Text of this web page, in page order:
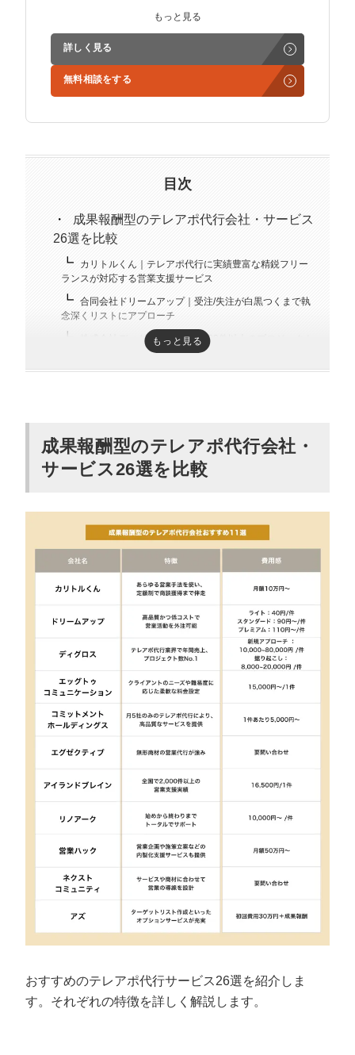
正社員
マーケマネージャー
募集要項一覧
インサイドセールス立ち上げ、テレアポ部隊立ち上げな
ど営業支援を担当。
学生時代からに代表岩野の社長秘書として活動。現在は
3社の事業責任者も務めており、Webマーケティングと
趣味はキックボクシング。アマチュアの戦績は2戦0勝2
もっと見る
詳しく見る
無料相談をする
目次
成果報酬型のテレアポ代行会社・サービス
26選を比較
カリトルくん｜テレアポ代行に実績豊富な精鋭フリー
ランスが対応する営業支援サービス
合同会社ドリームアップ｜受注/失注が白黒つくまで執
念深くリストにアプローチ
株式会社ディグロス｜年間4,200件以上のプロジェクト
株式会社エグゼクティブ｜テレアポ営業から広告運用
まで幅広いサービス範囲
株式会社リノアーク｜温度感の低い商談は返金保証付
きで安心
株式会社営業ハック｜営業の内製化まで支援可能
株式会社ネクストコミュニティ｜toCのテレアポ営業に
アズ株式会社｜活動結果の数値からアポ先を毎月調整
株式会社リベラルハーツ｜​営業領域のすべての業務を
支援可能
株式会社プロセルトラクション｜先端テクノロジーを
活用した営業生産性の改善が得意
株式会社 アソウ・ヒューマニーセンター｜5%近いアポ
株式会社KMG｜クライアントファーストの営業を軸に
た営業支援サービスを提供
た実績を保有
株式会社キャスター｜営業の研修体制が充実
株式会社セレブリックス｜「買わない理由を無くす」
をテーマにBtoBの営業支援を展開
営業支援サービスを提供
株式会社ウィルオブ・ワーク｜課題に合わせて専門チ
もっと見る
成果報酬型のテレアポ代行会社・
サービス26選を比較
おすすめのテレアポ代行サービス26選を紹介しま
す。それぞれの特徴を詳しく解説します。